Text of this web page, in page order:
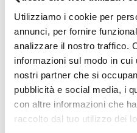
Utilizziamo i cookie per
annunci, per fornire
analizzare il nostro traffico.
informazioni sul modo in
nostri partner che si
pubblicità e social media, i
con altre informazioni che
raccolto dal tuo utilizzo dei